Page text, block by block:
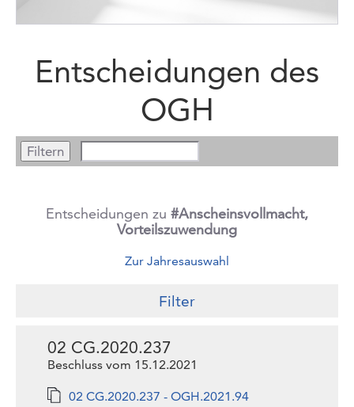
Entscheidungen des
OGH
Entscheidungen zu #Anscheinsvollmacht,
Vorteilszuwendung
Zur Jahresauswahl
Filter
02 CG.2020.237
Beschluss vom 15.12.2021
02 CG.2020.237 - OGH.2021.94